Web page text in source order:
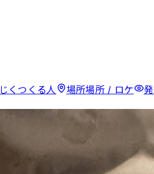
くつくる人 場所場所 / ロケ